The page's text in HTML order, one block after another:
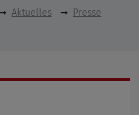
Aktuelles
Presse